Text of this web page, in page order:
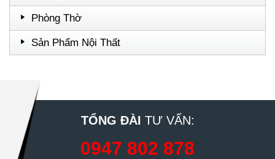
Phòng Thờ
Sản Phẩm Nội Thất
TỔNG ĐÀI TƯ VẤN:
0947 802 878